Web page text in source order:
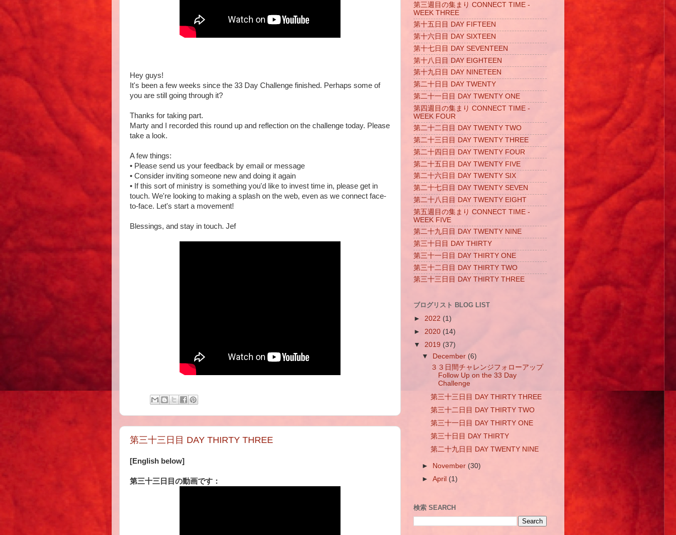
Hey guys!
It's been a few weeks since the 33 Day Challenge finished. Perhaps some of
you are still going through it?
Thanks for taking part.
Marty and I recorded this round up and reflection on the challenge today. Please
take a look.
A few things:
• Please send us your feedback by email or message
• Consider inviting someone new and doing it again
• If this sort of ministry is something you'd like to invest time in, please get in
touch. We're looking to making a splash on the web, even as we connect face-
to-face. Let's start a movement!
Blessings, and stay in touch. Jef
第三十三日目 DAY THIRTY THREE
[English below]
第三十三日目の動画です：
第三週目の集まり CONNECT TIME -
WEEK THREE
第十五日目 DAY FIFTEEN
第十六日目 DAY SIXTEEN
第十七日目 DAY SEVENTEEN
第十八日目 DAY EIGHTEEN
第十九日目 DAY NINETEEN
第二十日目 DAY TWENTY
第二十一日目 DAY TWENTY ONE
第四週目の集まり CONNECT TIME -
WEEK FOUR
第二十二日目 DAY TWENTY TWO
第二十三日目 DAY TWENTY THREE
第二十四日目 DAY TWENTY FOUR
第二十五日目 DAY TWENTY FIVE
第二十六日目 DAY TWENTY SIX
第二十七日目 DAY TWENTY SEVEN
第二十八日目 DAY TWENTY EIGHT
第五週目の集まり CONNECT TIME -
WEEK FIVE
第二十九日目 DAY TWENTY NINE
第三十日目 DAY THIRTY
第三十一日目 DAY THIRTY ONE
第三十二日目 DAY THIRTY TWO
第三十三日目 DAY THIRTY THREE
ブログリスト BLOG LIST
► 2022 (1)
► 2020 (14)
▼ 2019 (37)
▼ December (6)
３３日間チャレンジフォローアップ
Follow Up on the 33 Day
Challenge
第三十三日目 DAY THIRTY THREE
第三十二日目 DAY THIRTY TWO
第三十一日目 DAY THIRTY ONE
第三十日目 DAY THIRTY
第二十九日目 DAY TWENTY NINE
► November (30)
►April (1)
検索 SEARCH